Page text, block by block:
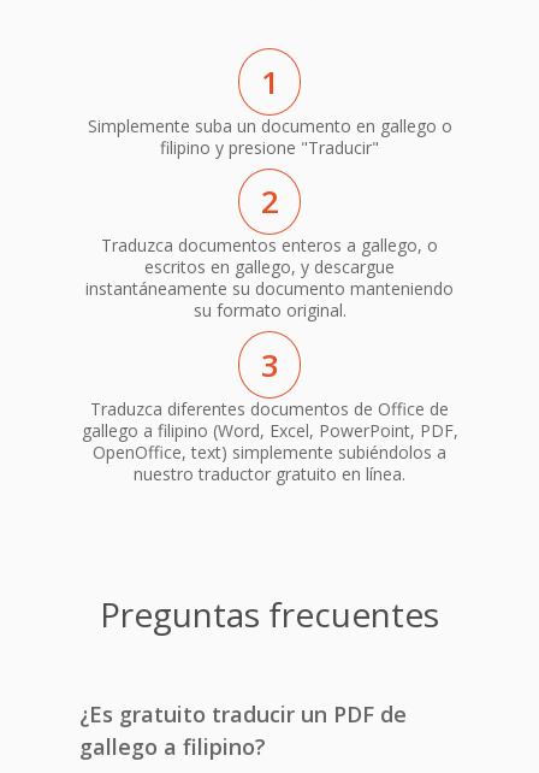
1
Simplemente suba un documento en gallego o
filipino y presione "Traducir"
2
Traduzca documentos enteros a gallego, o
escritos en gallego, y descargue
instantáneamente su documento manteniendo
su formato original.
3
Traduzca diferentes documentos de Office de
gallego a filipino (Word, Excel, PowerPoint, PDF,
OpenOffice, text) simplemente subiéndolos a
nuestro traductor gratuito en línea.
Preguntas frecuentes
¿Es gratuito traducir un PDF de
gallego a filipino?